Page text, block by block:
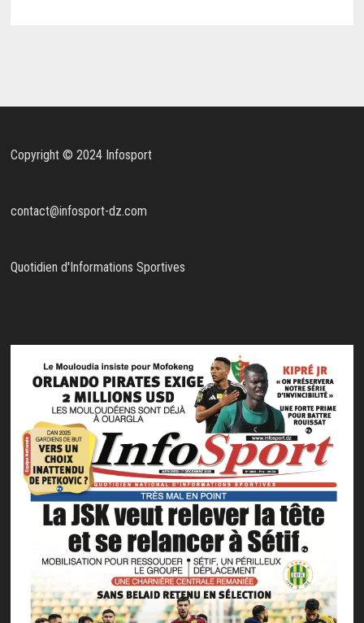
Copyright © 2024 Infosport
contact@infosport-dz.com
Quotidien d'Informations Sportives